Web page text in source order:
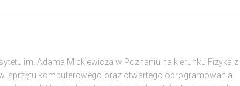
im. Adama Mickiewicza w Poznaniu na kierunku Fizyka z
sprzętu komputerowego oraz otwartego oprogramowania.